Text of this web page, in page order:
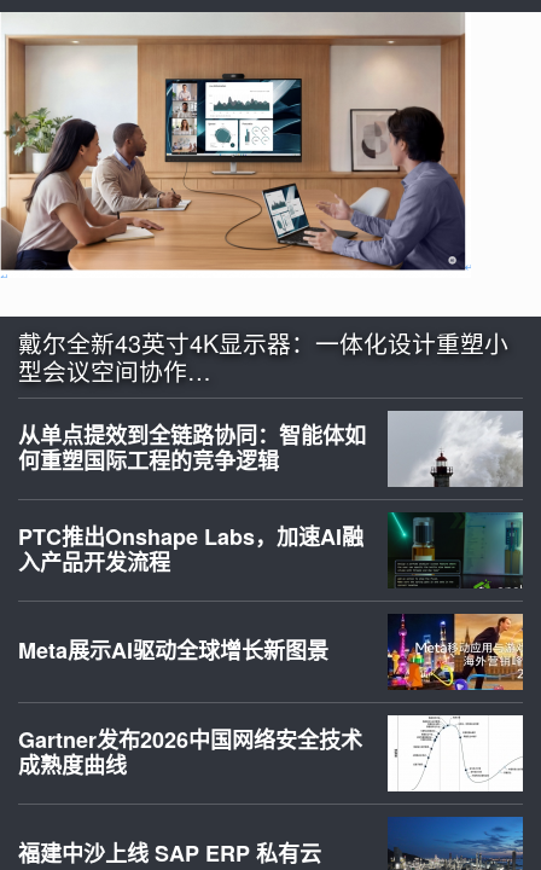
戴尔全新43英寸4K显示器：一体化设计重塑小
型会议空间协作…
从单点提效到全链路协同：智能体如
何重塑国际工程的竞争逻辑
PTC推出Onshape Labs，加速AI融
入产品开发流程
Meta展示AI驱动全球增长新图景
Gartner发布2026中国网络安全技术
成熟度曲线
福建中沙上线 SAP ERP 私有云